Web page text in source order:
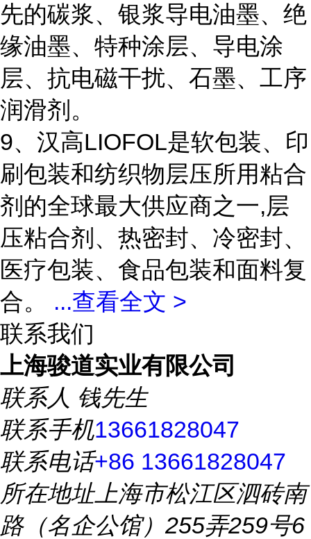
先的碳浆、银浆导电油墨、绝
缘油墨、特种涂层、导电涂
层、抗电磁干扰、石墨、工序
润滑剂。
9、汉高LIOFOL是软包装、印
刷包装和纺织物层压所用粘合
剂的全球最大供应商之一,层
压粘合剂、热密封、冷密封、
医疗包装、食品包装和面料复
合。 ...查看全文 >
联系我们
上海骏道实业有限公司
联系人 钱先生
联系手机13661828047
联系电话+86 13661828047
所在地址上海市松江区泗砖南
路（名企公馆）255弄259号6